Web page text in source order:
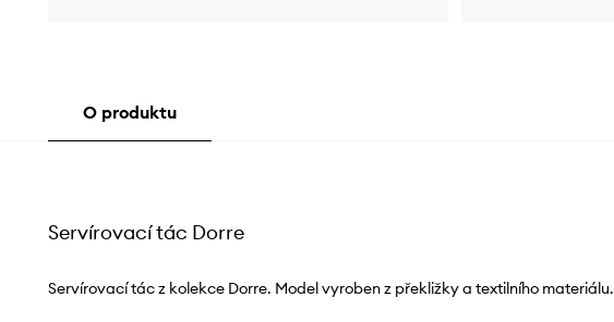
O produktu
Servírovací tác Dorre
Servírovací tác z kolekce Dorre. Model vyroben z překližky a textilního materiálu.